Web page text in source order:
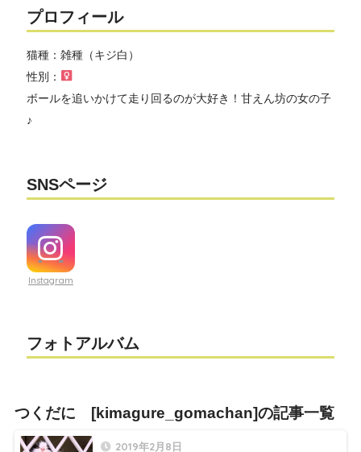
プロフィール
猫種：雑種（キジ白）
性別：
ボールを追いかけて走り回るのが大好き！甘えん坊の女の子
♪
SNSページ
Instagram
フォトアルバム
つくだに [kimagure_gomachan]の記事一覧
2019年2月8日